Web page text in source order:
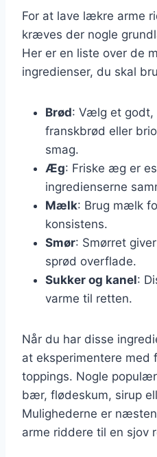
For at lave lækre arme
kræves der nogle
Her er en liste over de
ingredienser, du skal
Brød: Vælg et godt,
franskbrød eller
smag.
Æg: Friske æg er
ingredienserne
Mælk: Brug mælk
konsistens.
Smør: Smørret
sprød overflade.
Sukker og kanel:
varme til retten.
Når du har disse
at eksperimentere med
toppings. Nogle
bær, flødeskum, sirup
Mulighederne er
arme riddere til en sjov